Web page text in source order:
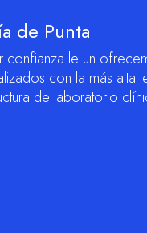
de Punta
confianza le un
con la más
de laboratorio